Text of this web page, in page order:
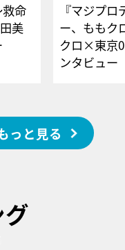
救命
美
ー
『マジプロ
ー、ももク
クロ×東京
ンタビュー
っと見る